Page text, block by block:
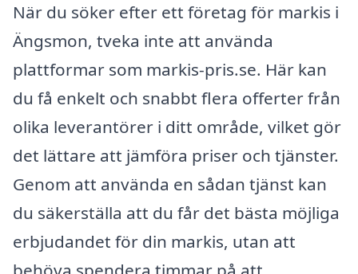
När du söker efter ett företag för markis i
Ängsmon, tveka inte att använda
plattformar som markis-pris.se. Här kan
du få enkelt och snabbt flera offerter från
olika leverantörer i ditt område, vilket gör
det lättare att jämföra priser och tjänster.
Genom att använda en sådan tjänst kan
du säkerställa att du får det bästa möjliga
erbjudandet för din markis, utan att